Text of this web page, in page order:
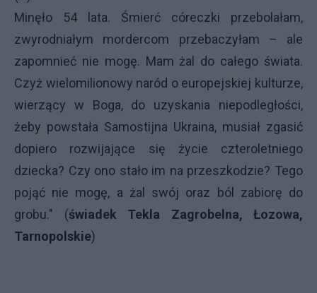
Minęło 54 lata. Śmierć córeczki przebolałam,
zwyrodniałym mordercom przebaczyłam – ale
zapomnieć nie mogę. Mam żal do całego świata.
Czyż wielomilionowy naród o europejskiej kulturze,
wierzący w Boga, do uzyskania niepodległości,
żeby powstała Samostijna Ukraina, musiał zgasić
dopiero rozwijające się życie czteroletniego
dziecka? Czy ono stało im na przeszkodzie? Tego
pojąć nie mogę, a żal swój oraz ból zabiorę do
grobu." (świadek Tekla Zagrobelna, Łozowa,
Tarnopolskie)